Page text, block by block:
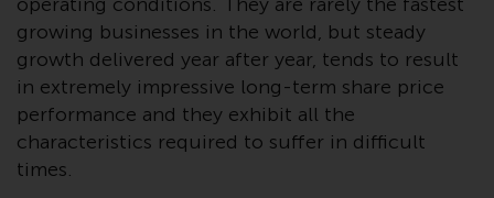
Beschränkungen
Obwohl Sie ein Land ausgewählt
haben, richtet sich diese Website
nicht an eine bestimmte
Gerichtsbarkeit und Sie betreten
growing businesses in the world, but steady
growth delivered year after year, tends to result
in extremely impressive long-term share price
performance and they exhibit all the
characteristics required to suffer in difficult
times.